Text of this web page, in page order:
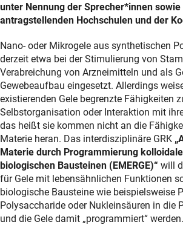
unter Nennung der Sprecher*innen
antragstellenden Hochschulen und der
Nano- oder Mikrogele aus synthetischen
derzeit etwa bei der Stimulierung von
Verabreichung von Arzneimitteln und als
Gewebeaufbau eingesetzt. Allerdings
existierenden Gele begrenzte Fähigkeiten
Selbstorganisation oder Interaktion mit
das heißt sie kommen nicht an die
Materie heran. Das interdisziplinäre GRK
Materie durch Programmierung
biologischen Bausteinen (EMERGE)“ will
für Gele mit lebensähnlichen Funktionen
biologische Bausteine wie beispielsweise
Polysaccharide oder Nukleinsäuren in die
und die Gele damit „programmiert“